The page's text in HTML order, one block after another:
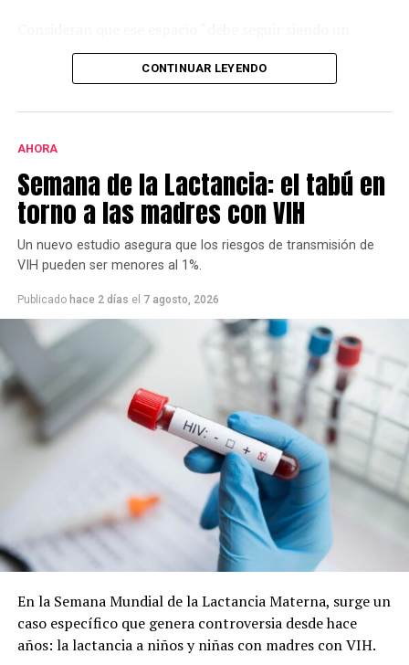
espacio público identitario y no un proyecto
permanente de emprendimientos privados” y a tal fin
cantidad de firmas.
Este grupo ya se había opuesto al proyecto bajo la
gestión de Héctor Gay y ahora de Federico Susbielles.
El principal fundamento es que rechazan la extracción
de árboles, pero también aseguran que las
modificaciones van a borrar la historia.
Cabe recordar que la refuncionalización del Mercado
Municipal incluye modificaciones en la plaza, a fin de
lograr una mancomunión entre los dos espacios y que el
La nota que presentaron los vecinos:
CONTINUAR LEYENDO
AHORA
Semana de la Lactancia: el tabú en
torno a las madres con VIH
Un nuevo estudio asegura que los riesgos de transmisión de
VIH pueden ser menores al 1%.
Publicado hace 2 días el 7 agosto, 2026
En la Semana Mundial de la Lactancia Materna, surge un
caso específico que genera controversia desde hace
años: la lactancia a niños y niñas con madres con VIH.